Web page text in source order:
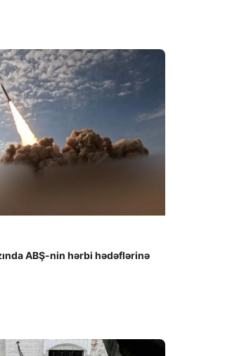
ABŞ-nin hərbi hədəflərinə